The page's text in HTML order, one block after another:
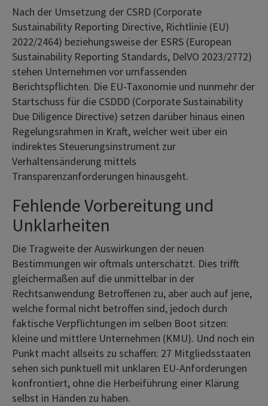
Nach der Umsetzung der CSRD (Corporate
Sustainability Reporting Directive, Richtlinie (EU)
2022/2464) beziehungsweise der ESRS (European
Sustainability Reporting Standards, DelVO 2023/2772)
stehen Unternehmen vor umfassenden
Berichtspflichten. Die EU-Taxonomie und nunmehr der
Startschuss für die CSDDD (Corporate Sustainability
Due Diligence Directive) setzen darüber hinaus einen
Regelungsrahmen in Kraft, welcher weit über ein
indirektes Steuerungsinstrument zur
Verhaltensänderung mittels
Transparenzanforderungen hinausgeht.
Fehlende Vorbereitung und
Unklarheiten
Die Tragweite der Auswirkungen der neuen
Bestimmungen wir oftmals unterschätzt. Dies trifft
gleichermaßen auf die unmittelbar in der
Rechtsanwendung Betroffenen zu, aber auch auf jene,
welche formal nicht betroffen sind, jedoch durch
faktische Verpflichtungen im selben Boot sitzen:
kleine und mittlere Unternehmen (KMU). Und noch ein
Punkt macht allseits zu schaffen: 27 Mitgliedsstaaten
sehen sich punktuell mit unklaren EU-Anforderungen
konfrontiert, ohne die Herbeiführung einer Klärung
selbst in Händen zu haben.